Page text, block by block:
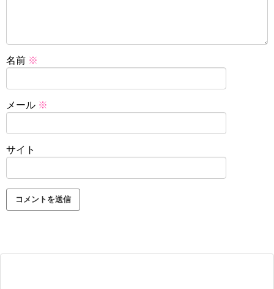
名前 ※
メール ※
サイト